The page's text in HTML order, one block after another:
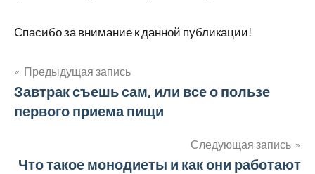
Спасибо за внимание к данной публикации!
Навигация
по
Предыдущая запись
Завтрак съешь сам, или все о пользе
первого приема пищи
Следующая запись
Что такое монодиеты и как они работают